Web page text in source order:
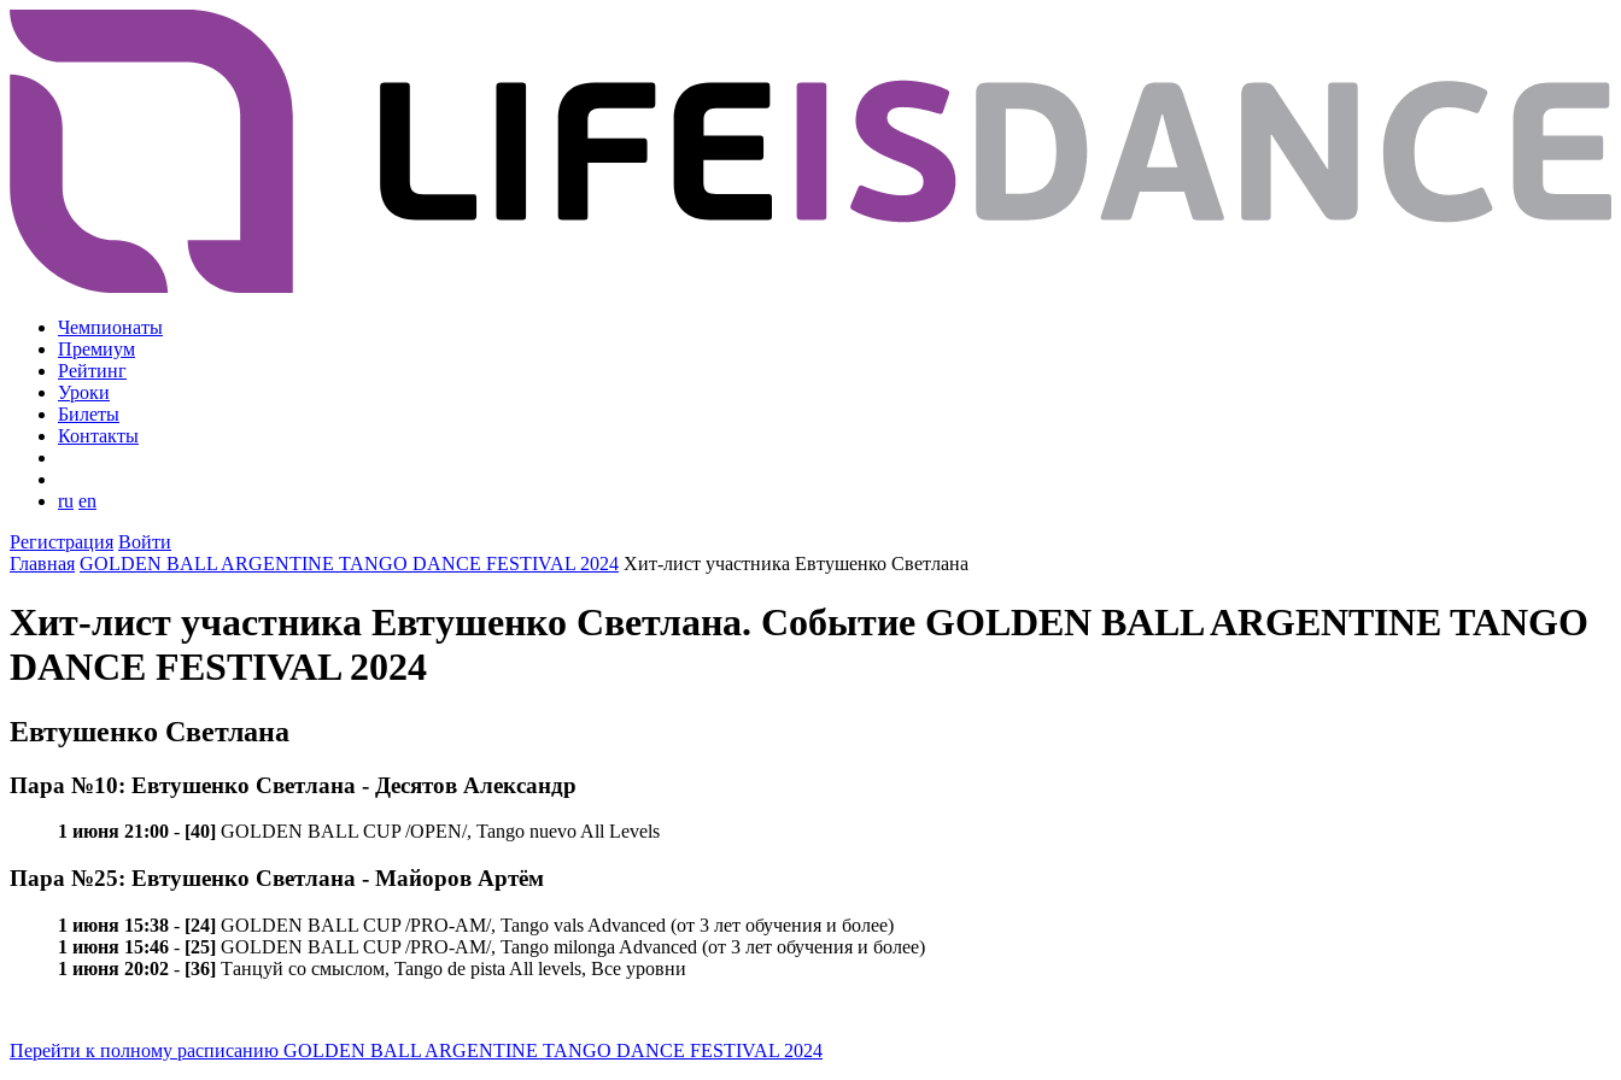
Чемпионаты
Премиум
Рейтинг
Уроки
Билеты
Контакты
ru en
Регистрация Войти
Главная GOLDEN BALL ARGENTINE TANGO DANCE FESTIVAL 2024 Хит-лист участника Евтушенко Светлана
Хит-лист участника Евтушенко Светлана. Событие GOLDEN BALL ARGENTINE TANGO
DANCE FESTIVAL 2024
Евтушенко Светлана
Пара №10: Евтушенко Светлана - Десятов Александр
1 июня 21:00 - [40] GOLDEN BALL CUP /OPEN/, Tango nuevo All Levels
Пара №25: Евтушенко Светлана - Майоров Артём
1 июня 15:38 - [24] GOLDEN BALL CUP /PRO-AM/, Tango vals Advanced (от 3 лет обучения и более)
1 июня 15:46 - [25] GOLDEN BALL CUP /PRO-AM/, Tango milonga Advanced (от 3 лет обучения и более)
1 июня 20:02 - [36] Танцуй со смыслом, Tango de pista All levels, Все уровни
Перейти к полному расписанию GOLDEN BALL ARGENTINE TANGO DANCE FESTIVAL 2024